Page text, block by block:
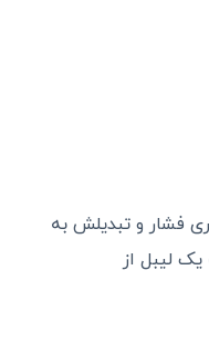
فشار و تبدیلش به
یک لیبل از